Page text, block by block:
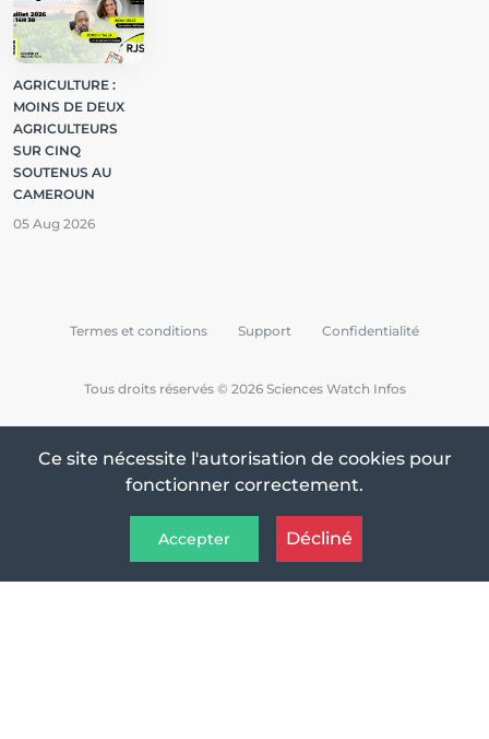
AGRICULTURE :
MOINS DE DEUX
AGRICULTEURS
SUR CINQ
SOUTENUS AU
CAMEROUN
05 Aug 2026
Tous droits réservés © 2026 Sciences Watch Infos
Termes et conditions Support Confidentialité
Ce site nécessite l'autorisation de cookies pour
fonctionner correctement.
Accepter Décliné